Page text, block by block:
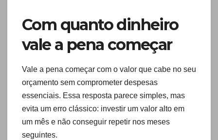
Com quanto dinheiro
vale a pena começar
Vale a pena começar com o valor que cabe no seu
orçamento sem comprometer despesas
essenciais. Essa resposta parece simples, mas
evita um erro clássico: investir um valor alto em
um mês e não conseguir repetir nos meses
seguintes.